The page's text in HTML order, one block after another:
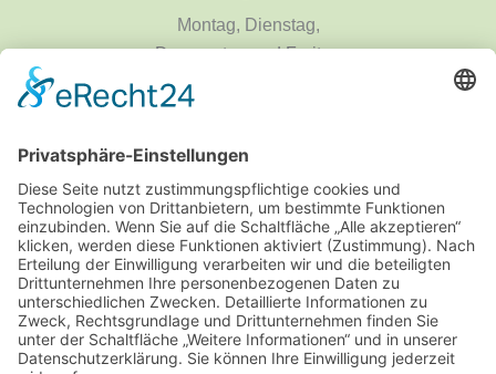
Montag, Dienstag,
Donnerstag und Freitag
9 - 14 Uhr
Informationen
Über uns
Produktanfrage